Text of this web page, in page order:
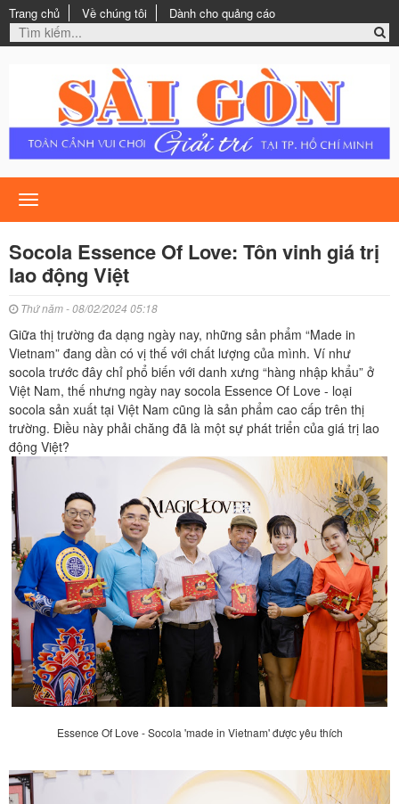
Trang chủ Về chúng tôi Dành cho quảng cáo
Toggle
navigation
Socola Essence Of Love: Tôn vinh giá trị
lao động Việt
Thứ năm - 08/02/2024 05:18
Giữa thị trường đa dạng ngày nay, những sản phẩm “Made in
Vietnam” đang dần có vị thế với chất lượng của mình. Ví như
socola trước đây chỉ phổ biến với danh xưng “hàng nhập khẩu” ở
Việt Nam, thế nhưng ngày nay socola Essence Of Love - loại
socola sản xuất tại Việt Nam cũng là sản phẩm cao cấp trên thị
trường. Điều này phải chăng đã là một sự phát triển của giá trị lao
động Việt?
Essence Of Love - Socola 'made in Vietnam' được yêu thích